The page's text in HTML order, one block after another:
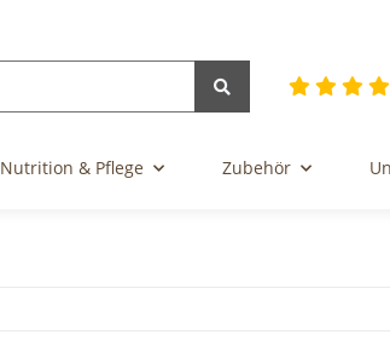
Nutrition & Pflege Zubehör